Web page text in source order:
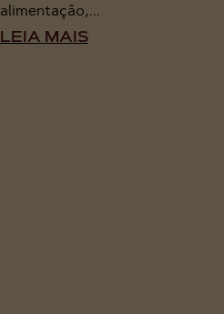
alimentação,...
LEIA MAIS